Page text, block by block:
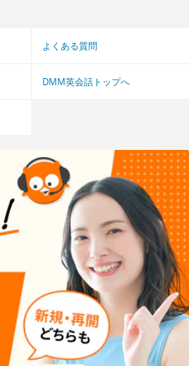
よくある質問
DMM英会話トップへ